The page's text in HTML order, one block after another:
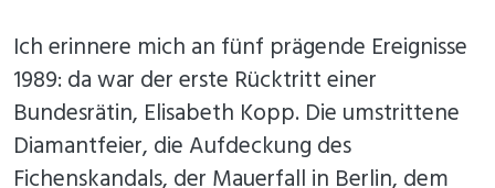
Ich erinnere mich an fünf prägende Ereignisse
1989: da war der erste Rücktritt einer
Bundesrätin, Elisabeth Kopp. Die umstrittene
Diamantfeier, die Aufdeckung des
Fichenskandals, der Mauerfall in Berlin, dem